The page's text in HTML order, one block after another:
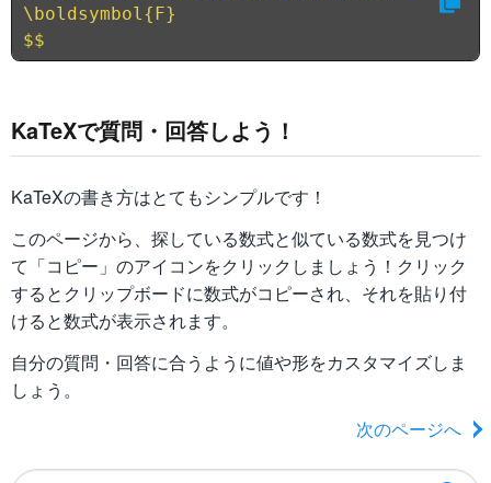
\boldsymbol{F}
$$
KaTeXで質問・回答しよう！
KaTeXの書き方はとてもシンプルです！
このページから、探している数式と似ている数式を見つけ
て「コピー」のアイコンをクリックしましょう！クリック
するとクリップボードに数式がコピーされ、それを貼り付
けると数式が表示されます。
自分の質問・回答に合うように値や形をカスタマイズしま
しょう。
次のページへ